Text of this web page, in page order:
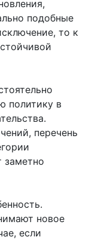
подобные
то к
политику в
перечень
заметно
новое
если